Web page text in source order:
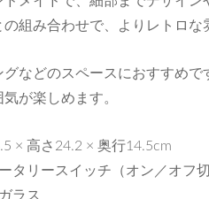
組み合わせで、よりレトロな
などのスペースにおすすめ
が楽しめます。
× 高さ24.2 × 奥行14.5cm
タリースイッチ（オン／オフ切
ラス